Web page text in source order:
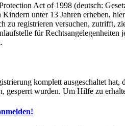
Act of 1998 (deutsch:
unter 13 Jahren erheben,
zu registrieren versuchen, zutrifft,
für
komplett ausgeschaltet
gesperrt wurden. Um Hilfe zu